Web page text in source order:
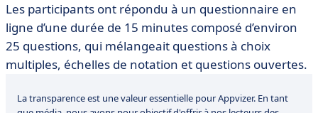
Les participants ont répondu à un questionnaire en
ligne d’une durée de 15 minutes composé d’environ
25 questions, qui mélangeait questions à choix
multiples, échelles de notation et questions ouvertes.
La transparence est une valeur essentielle pour Appvizer. En tant